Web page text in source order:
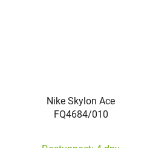
Nike Skylon Ace
FQ4684/010